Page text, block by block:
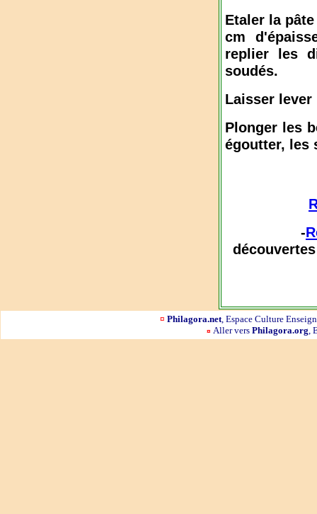
Etaler la
cm
replier les
soudés.
Laisser lever
Plonger les
égoutter, les
-
¤ Philagora.net, Espace Culture
¤ Aller vers Philagora.org,